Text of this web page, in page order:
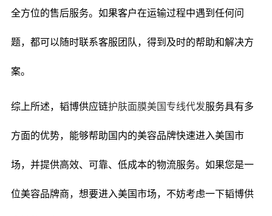
全方位的售后服务。如果客户在运输过程中遇到任何问
题，都可以随时联系客服团队，得到及时的帮助和解决方
案。
综上所述，韬博供应链护肤面膜美国专线代发服务具有多
方面的优势，能够帮助国内的美容品牌快速进入美国市
场，并提供高效、可靠、低成本的物流服务。如果您是一
位美容品牌商，想要进入美国市场，不妨考虑一下韬博供